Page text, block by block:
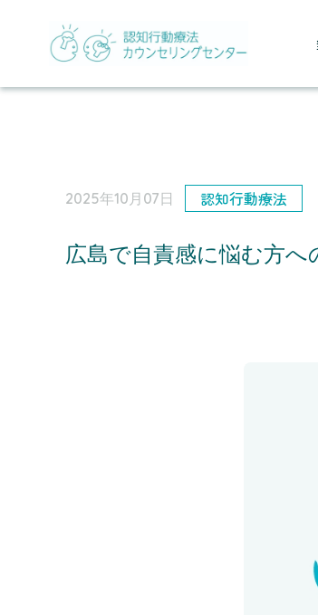
2025年10月07日 認知行動療法
広島で自責感に悩む方